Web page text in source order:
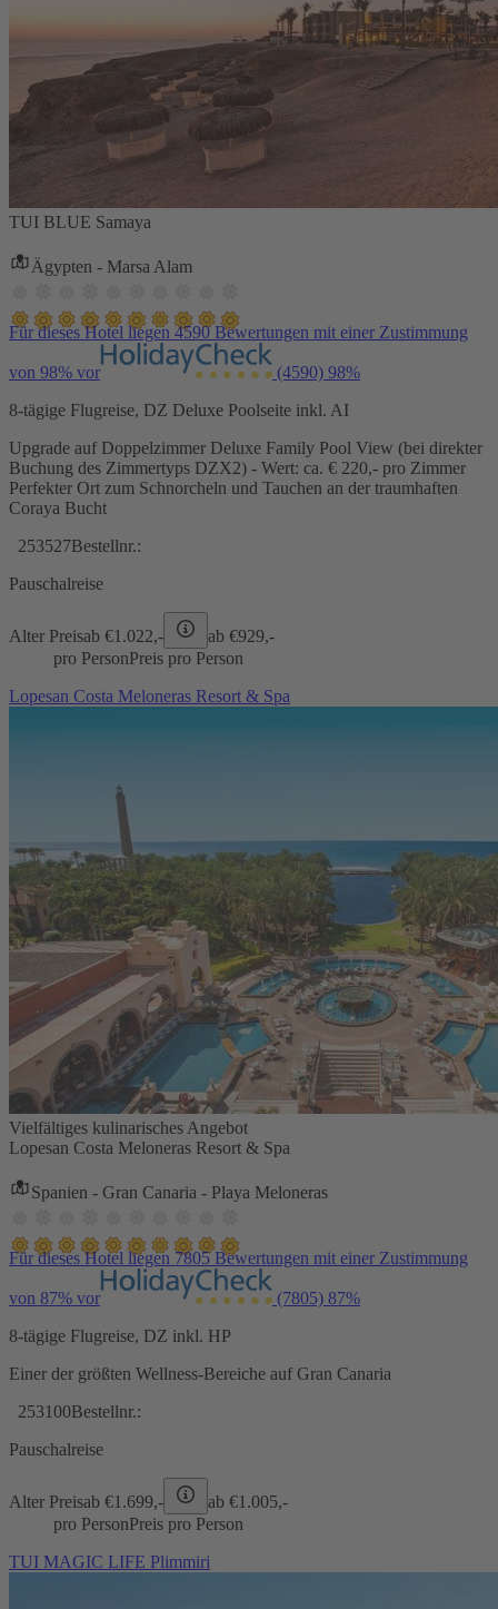
TUI BLUE Samaya
Ägypten - Marsa Alam
Für dieses Hotel liegen 4590 Bewertungen mit einer Zustimmung
von 98% vor (4590) 98%
8-tägige Flugreise, DZ Deluxe Poolseite inkl. AI
Upgrade auf Doppelzimmer Deluxe Family Pool View (bei direkter
Buchung des Zimmertyps DZX2) - Wert: ca. € 220,- pro Zimmer
Perfekter Ort zum Schnorcheln und Tauchen an der traumhaften
Coraya Bucht
253527Bestellnr.:
Pauschalreise
Alter Preisab €1.022,- ab €929,-
pro PersonPreis pro Person
Lopesan Costa Meloneras Resort & Spa
Vielfältiges kulinarisches Angebot
Lopesan Costa Meloneras Resort & Spa
Spanien - Gran Canaria - Playa Meloneras
Für dieses Hotel liegen 7805 Bewertungen mit einer Zustimmung
von 87% vor (7805) 87%
8-tägige Flugreise, DZ inkl. HP
Einer der größten Wellness-Bereiche auf Gran Canaria
253100Bestellnr.:
Pauschalreise
Alter Preisab €1.699,- ab €1.005,-
pro PersonPreis pro Person
TUI MAGIC LIFE Plimmiri